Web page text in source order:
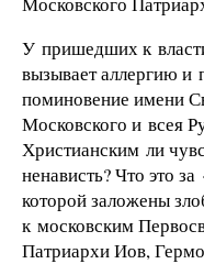
У пришедших к
вызывает аллергию и
поминовение имени
Московского и всея
Христианским ли
ненависть? Что это
которой заложены
к московским
Патриархи Иов,